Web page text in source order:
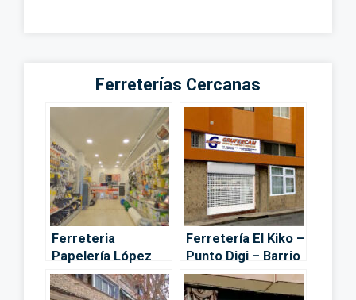
Ferreterías Cercanas
Ferreteria
Papelería López
Martínez –
Ogíjares
Ferretería El Kiko –
Punto Digi – Barrio
de la Vega